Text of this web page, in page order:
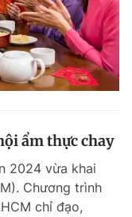
ẩm thực chay
2024 vừa khai
Chương trình
chỉ đạo,